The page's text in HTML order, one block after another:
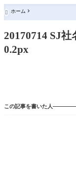
 ホーム
20170714 SJ
0.2px
この記事を書いた人